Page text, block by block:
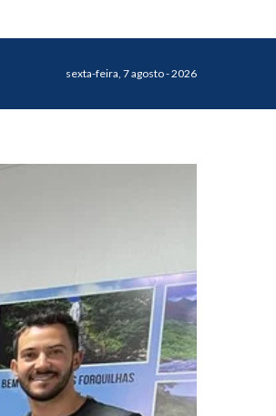
sexta-feira, 7 agosto - 2026